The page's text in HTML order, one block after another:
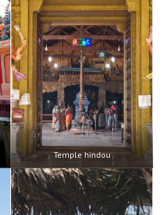
Temple hindou